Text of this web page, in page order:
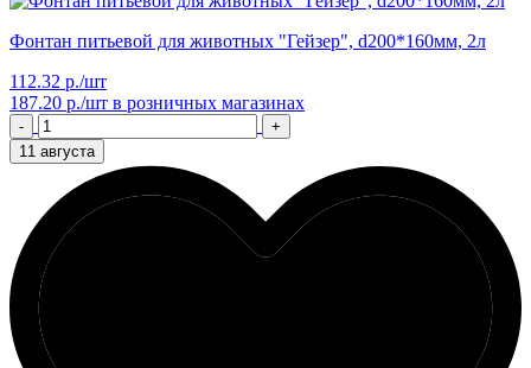
Фонтан питьевой для животных "Гейзер", d200*160мм, 2л
112.32 р./шт
187.20 р./шт в розничных магазинах
-
+
11 августа